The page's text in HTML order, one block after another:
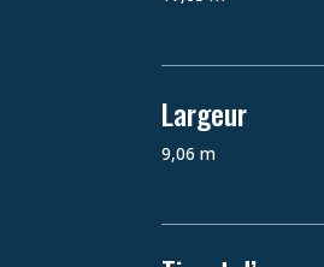
Largeur
9,06 m